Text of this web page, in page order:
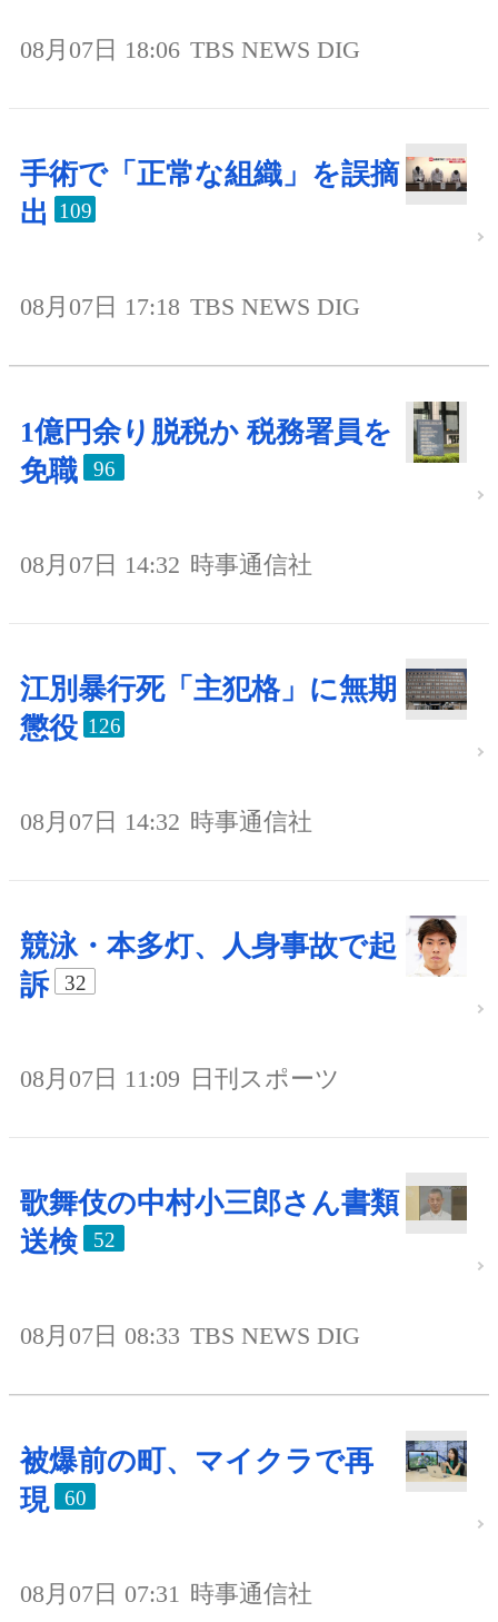
08月07日 18:06 TBS NEWS DIG
手術で「正常な組織」を誤摘
出
109
08月07日 17:18 TBS NEWS DIG
1億円余り脱税か 税務署員を
免職
96
08月07日 14:32 時事通信社
江別暴行死「主犯格」に無期
懲役 126
08月07日 14:32 時事通信社
競泳・本多灯、人身事故で起
訴
32
08月07日 11:09 日刊スポーツ
歌舞伎の中村小三郎さん書類
送検
52
08月07日 08:33 TBS NEWS DIG
被爆前の町、マイクラで再
現
60
08月07日 07:31 時事通信社